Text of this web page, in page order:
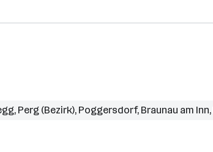
, Perg (Bezirk), Poggersdorf, Braunau am Inn,